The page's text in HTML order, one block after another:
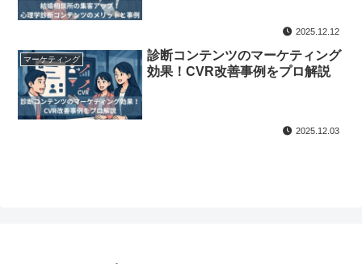
2025.12.12
マーケティング
診断コンテンツのマーケティング
効果！CVR改善事例をプロ解説
2025.12.03